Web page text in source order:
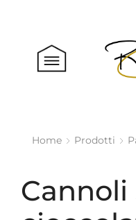
Home Prodotti